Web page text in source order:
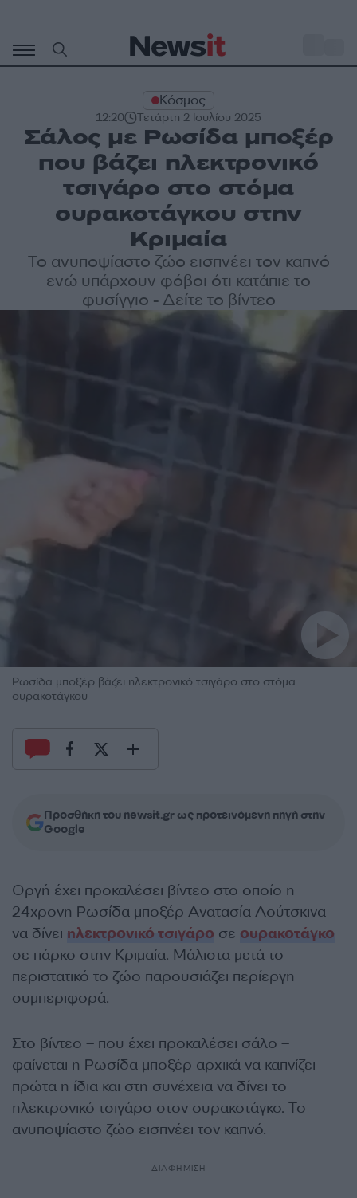
περιεχόμενο
Κόσμος
12:20 Τετάρτη 2 Ιουλίου 2025
Σάλος με Ρωσίδα μποξέρ
που βάζει ηλεκτρονικό
τσιγάρο στο στόμα
ουρακοτάγκου στην
Κριμαία
Το ανυποψίαστο ζώο εισπνέει τον καπνό
ενώ υπάρχουν φόβοι ότι κατάπιε το
φυσίγγιο - Δείτε το βίντεο
Ρωσίδα μποξέρ βάζει ηλεκτρονικό τσιγάρο στο στόμα
ουρακοτάγκου
Προσθήκη του newsit.gr ως προτεινόμενη πηγή στην
Google
Οργή έχει προκαλέσει βίντεο στο οποίο η
24χρονη Ρωσίδα μποξέρ Ανατασία Λούτσκινα
να δίνει ηλεκτρονικό τσιγάρο σε ουρακοτάγκο
σε πάρκο στην Κριμαία. Μάλιστα μετά το
περιστατικό το ζώο παρουσιάζει περίεργη
συμπεριφορά.
Στο βίντεο – που έχει προκαλέσει σάλο –
φαίνεται η Ρωσίδα μποξέρ αρχικά να καπνίζει
πρώτα η ίδια και στη συνέχεια να δίνει το
ηλεκτρονικό τσιγάρο στον ουρακοτάγκο. Το
ανυποψίαστο ζώο εισπνέει τον καπνό.
ΔΙΑΦΗΜΙΣΗ